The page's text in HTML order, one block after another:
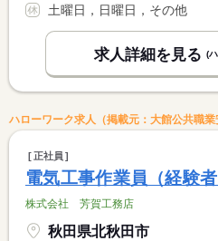
土曜日，日曜日，その他
求人詳細を見る (
ハローワーク求人（掲載元：大館公共職
正社員
電気工事作業員（経験者
株式会社 芳賀工務店
秋田県北秋田市